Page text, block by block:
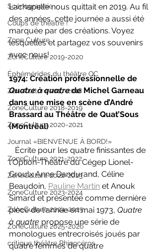
Scénographie
Coups de théâtre !
Zone Culture
ZoneCulture 2019-2020
Éphémérides du théâtre QC
ZoneCulture 2017-2018
ZoneCulture 2018-2019
ZoneCulture 2020-2021
Journal «BIENVENUE À BORD!»
ZoneCulture 2021-2022
ZoneCulture 2022-2023
ZoneCulture 2023-2024
ZoneCulture 2024-2025
ZoneCulture 2025-2026
critique théâtre Rhinocéros
Lachapelle nous quittait en 2019. Au fil
des années, cette journée a aussi été
marquée par des créations. Voyez
lesquelles et partagez vos souvenirs
avec nous!
1974: Création professionnelle de
Quatre à quatre de Michel Garneau
dans une mise en scène d’André
Brassard au Théâtre de Quat’Sous
(Montréal)
l'Option-Théâtre du Cégep Lionel-
Groulx Anne Dandurand, Céline
Beaudoin, Pauline Martin et Anouk
Simard et présentée comme dernière
pièce de l'année en mai 1973, Quatre
à quatre propose une série de
monologues entrecroisés joués par
quatre femmes de quatre